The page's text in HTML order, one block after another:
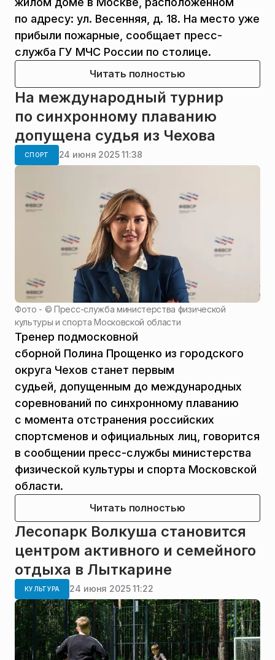
по адресу: ул. Весенняя, д. 18. На место уже
прибыли пожарные, сообщает пресс-
служба ГУ МЧС России по столице.
Читать полностью
На международный турнир
по синхронному плаванию
допущена судья из Чехова
СПОРТ 24 июня 2025 11:38
Фото - ©Пресс-служба министерства физической
культуры и спорта Московской области
Тренер подмосковной
сборной Полина Прощенко из городского
округа Чехов станет первым
судьей, допущенным до международных
соревнований по синхронному плаванию
с момента отстранения российских
спортсменов и официальных лиц, говорится
в сообщении пресс-службы министерства
физической культуры и спорта Московской
области.
Читать полностью
Лесопарк Волкуша становится
центром активного и семейного
отдыха в Лыткарине
КУЛЬТУРА 24 июня 2025 11:22